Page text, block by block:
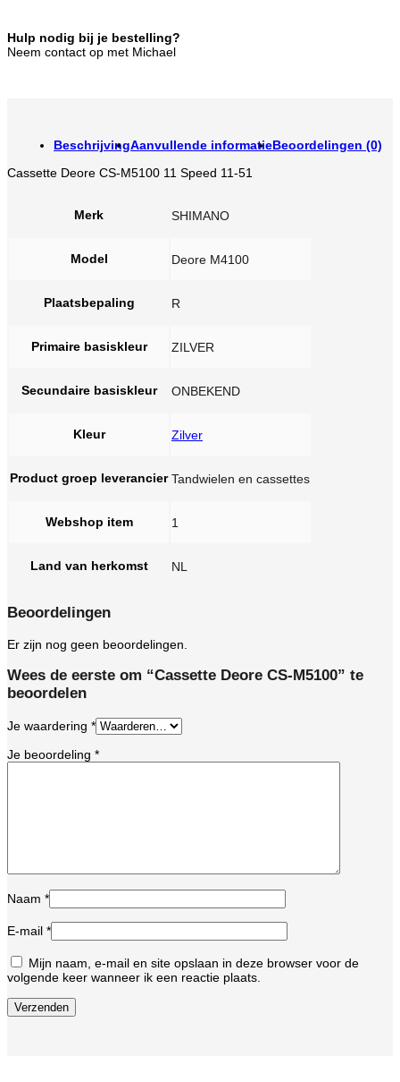
Hulp nodig bij je bestelling?
Neem contact op met Michael
BeschrijvingAanvullende informatieBeoordelingen (0)
Cassette Deore CS-M5100 11 Speed 11-51
Merk SHIMANO
Model Deore M4100
Plaatsbepaling R
Primaire basiskleur ZILVER
Secundaire basiskleur ONBEKEND
Kleur Zilver
Product groep leverancier Tandwielen en cassettes
Webshop item 1
Land van herkomst NL
Beoordelingen
Er zijn nog geen beoordelingen.
Wees de eerste om “Cassette Deore CS-M5100” te
beoordelen
Je waardering *
Je beoordeling *
Naam *
E-mail *
Mijn naam, e-mail en site opslaan in deze browser voor de
volgende keer wanneer ik een reactie plaats.